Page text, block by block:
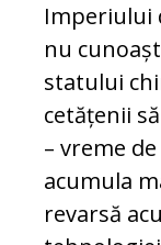
Imperiului
nu
statului
cetățenii
– vreme
acumula
revarsă